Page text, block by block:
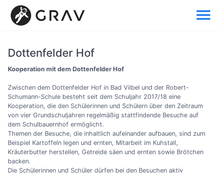
Dottenfelder Hof
Kooperation mit dem Dottenfelder Hof
Zwischen dem Dottenfelder Hof in Bad Vilbel und der Robert-
Schumann-Schule besteht seit dem Schuljahr 2017/18 eine
Kooperation, die den Schülerinnen und Schülern über den Zeitraum
von vier Grundschuljahren regelmäßig stattfindende Besuche auf
dem Schulbauernhof ermöglicht.
Themen der Besuche, die inhaltlich aufeinander aufbauen, sind zum
Beispiel Kartoffeln legen und ernten, Mitarbeit im Kuhstall,
Kräuterbutter herstellen, Getreide säen und ernten sowie Brötchen
backen.
Die Schülerinnen und Schüler dürfen bei den Besuchen aktiv